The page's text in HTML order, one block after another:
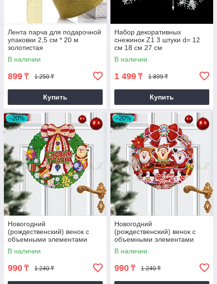
Лента парча для подарочной
упаковки 2,5 см * 20 м
золотистая
В наличии
899 ₸ 1 250 ₸
Купить
Набор декоративных
снежинок Z1 3 штуки d= 12
см 18 см 27 см
В наличии
1 499 ₸ 1 899 ₸
Купить
–20%
Новогодний
(рождественский) венок с
объемными элементами
d=30 Колокол
В наличии
990 ₸ 1 240 ₸
–20%
Новогодний
(рождественский) венок с
объемными элементами
d=30 Три Санты
В наличии
990 ₸ 1 240 ₸